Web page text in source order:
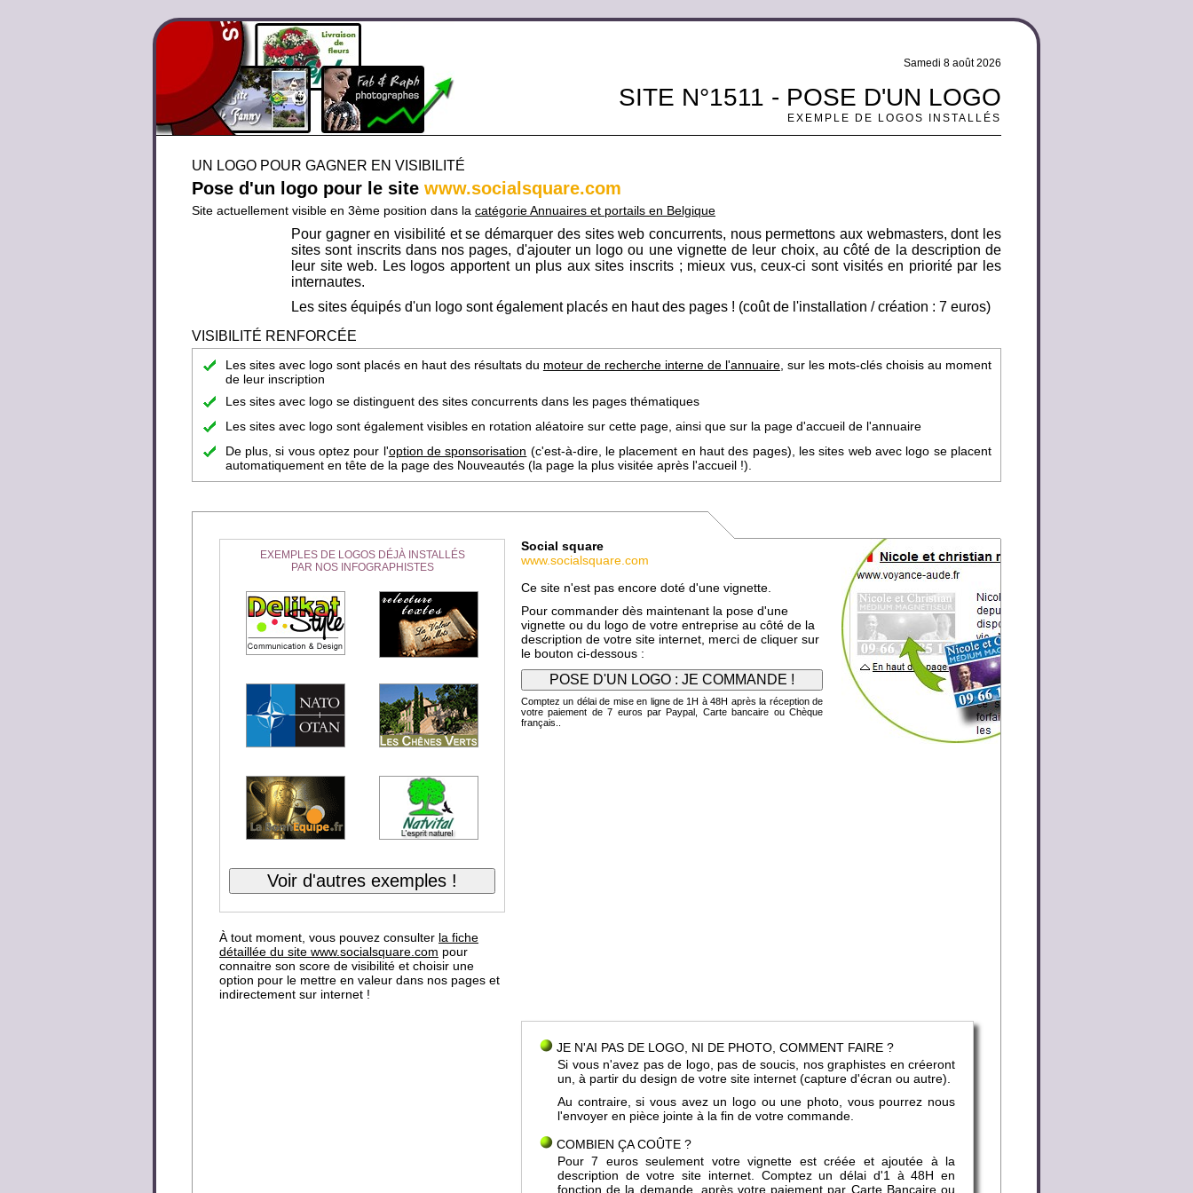
Samedi 8 août 2026
SITE N°1511 - POSE D'UN LOGO
EXEMPLE DE LOGOS INSTALLÉS
UN LOGO POUR GAGNER EN VISIBILITÉ
Pose d'un logo pour le site www.socialsquare.com
Site actuellement visible en 3ème position dans la catégorie Annuaires et portails en Belgique
Pour gagner en visibilité et se démarquer des sites web concurrents, nous permettons aux webmasters, dont les
sites sont inscrits dans nos pages, d'ajouter un logo ou une vignette de leur choix, au côté de la description de
leur site web. Les logos apportent un plus aux sites inscrits ; mieux vus, ceux-ci sont visités en priorité par les
internautes.
Les sites équipés d'un logo sont également placés en haut des pages ! (coût de l'installation / création : 7 euros)
VISIBILITÉ RENFORCÉE
Les sites avec logo sont placés en haut des résultats du moteur de recherche interne de l'annuaire, sur les mots-clés choisis au moment
de leur inscription
Les sites avec logo se distinguent des sites concurrents dans les pages thématiques
Les sites avec logo sont également visibles en rotation aléatoire sur cette page, ainsi que sur la page d'accueil de l'annuaire
De plus, si vous optez pour l'option de sponsorisation (c'est-à-dire, le placement en haut des pages), les sites web avec logo se placent
automatiquement en tête de la page des Nouveautés (la page la plus visitée après l'accueil !).
EXEMPLES DE LOGOS DÉJÀ INSTALLÉS
PAR NOS INFOGRAPHISTES
À tout moment, vous pouvez consulter la fiche
détaillée du site www.socialsquare.com pour
connaitre son score de visibilité et choisir une
option pour le mettre en valeur dans nos pages et
indirectement sur internet !
Social square
www.socialsquare.com
Ce site n'est pas encore doté d'une vignette.
Pour commander dès maintenant la pose d'une
vignette ou du logo de votre entreprise au côté de la
description de votre site internet, merci de cliquer sur
le bouton ci-dessous :
Comptez un délai de mise en ligne de 1H à 48H après la réception de
votre paiement de 7 euros par Paypal, Carte bancaire ou Chèque
français..
JE N'AI PAS DE LOGO, NI DE PHOTO, COMMENT FAIRE ?
Si vous n'avez pas de logo, pas de soucis, nos graphistes en créeront
un, à partir du design de votre site internet (capture d'écran ou autre).
Au contraire, si vous avez un logo ou une photo, vous pourrez nous
l'envoyer en pièce jointe à la fin de votre commande.
COMBIEN ÇA COÛTE ?
Pour 7 euros seulement votre vignette est créée et ajoutée à la
description de votre site internet. Comptez un délai d'1 à 48H en
fonction de la demande, après votre paiement par Carte Bancaire ou